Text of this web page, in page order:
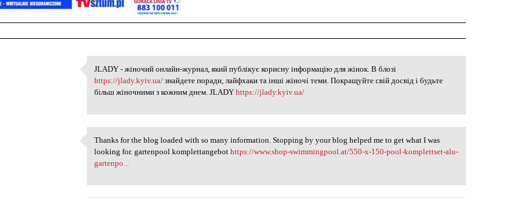
JLADY - жіночий онлайн-журнал
JLADY - жіночий онлайн-журнал, який публікує корисну інформацію для жінок. В блозі
https://jlady.kyiv.ua/ знайдете поради, лайфхаки та інші жіночі теми. Покращуйте свій досвід і будьте
більш жіночними з кожним днем. JLADYhttps://jlady.kyiv.ua/
Thanks for the blog loaded
Thanks for the blog loaded with so many information. Stopping by your blog helped me to get what I was
looking for. gartenpool komplettangebothttps://www.shop-swimmingpool.at/550-x-150-pool-komplettset-alu-
gartenpo...